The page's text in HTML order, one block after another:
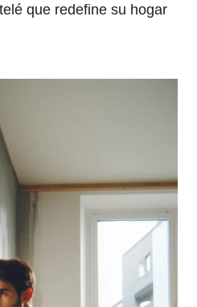
que redefine su hogar